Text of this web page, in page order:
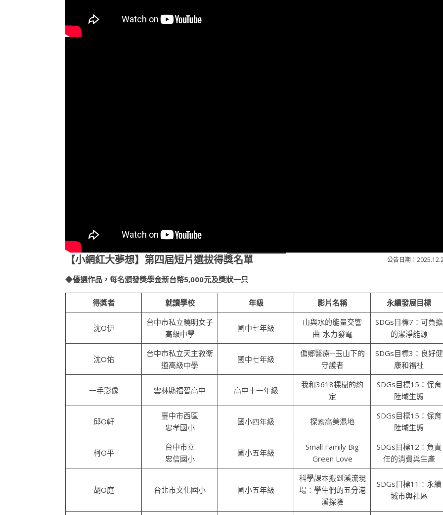
【小網紅大夢想】 第四屆短片選拔得獎名單 公告日期：
◆優選作品，每名頒發獎學金新台幣5,000元及獎狀一只
得獎者 就讀學校 年級 影片名稱 永續發展目標
沈O伊
台中市私立曉明女子
高級中學
國中七年級
山與水的能量交響
曲-水力發電
SDGs目標7：可負擔
的潔淨能源
沈O佑
台中市私立天主教衛
道高級中學
國中七年級
偏鄉醫療─玉山下的
守護者
SDGs目標3：良好健
康和福祉
一手影像 雲林縣福智高中 高中十一年級
我和3618棵樹的約
定
SDGs目標15：保育
陸域生態
邱O軒
臺中市西區
忠孝國小
國小四年級 探索高美濕地
SDGs目標15：保育
陸域生態
柯O平
台中市立
忠信國小
國小五年級
Small Family Big
Green Love
SDGs目標12：負責
任的消費與生產
胡O庭 台北市文化國小 國小五年級
科學課本搬到溪流現
場：學生們的五分港
溪探險
SDGs目標11：永續
城市與社區